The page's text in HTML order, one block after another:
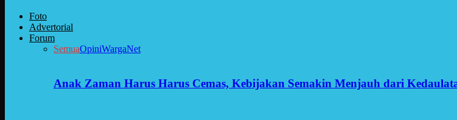
Foto
Advertorial
Forum
SemuaOpiniWargaNet
Anak Zaman Harus Harus Cemas, Kebijakan Semakin Menjauh dari